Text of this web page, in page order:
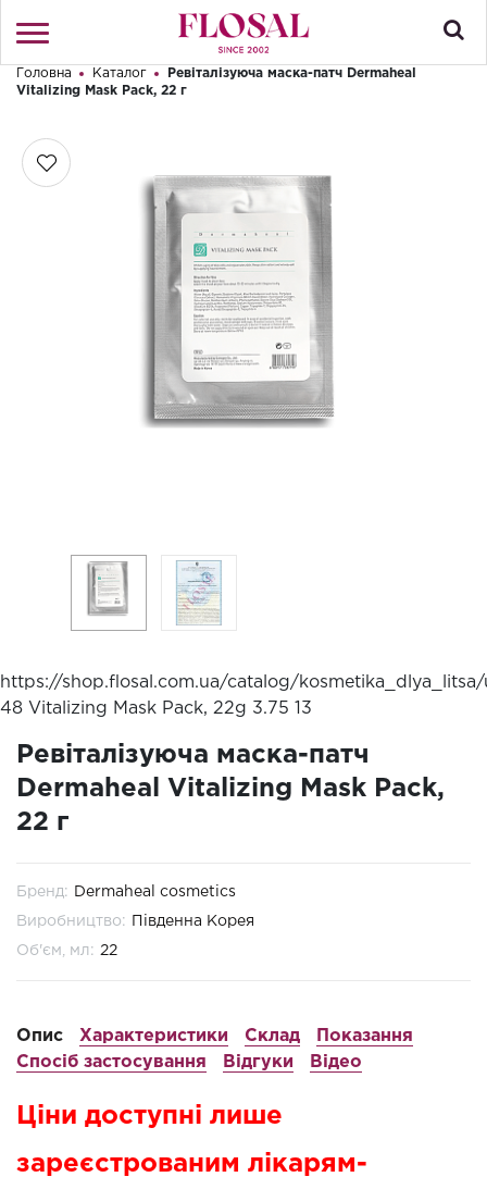
Увійти / Реєстрація
КАТАЛОГ
ДОСТАВКА І ОПЛАТА
Привіт! Що Ви шукаєте?
Головна Каталог
Ревіталізуюча маска-патч Dermaheal
Vitalizing Mask Pack, 22 г
https://shop.flosal.com.ua/catalog/
48 Vitalizing Mask Pack, 22g 3.75 13
Ревіталізуюча маска-патч
Dermaheal Vitalizing Mask Pack,
22 г
Бренд: Dermaheal cosmetics
Виробництво: Південна Корея
Об'єм, мл: 22
Опис Характеристики Склад
Показання
Спосіб застосування
Відгуки Відео
Ціни доступні лише
зареєстрованим лікарям-